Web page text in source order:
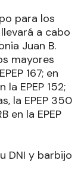
para los
a cabo
Juan B.
mayores
167; en
EPEP 152;
la EPEP 350
en la EPEP
DNI y barbijo